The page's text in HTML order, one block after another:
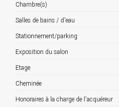
Chambre(s)
Salles de bains / d'eau
Stationnement/parking
Exposition du salon
Etage
Cheminée
Honoraires à la charge de l'acquéreur